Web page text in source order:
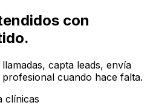
con
capta leads, envía
cuando hace falta.
clínicas